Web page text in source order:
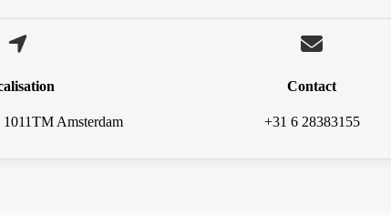
1011TM Amsterdam
Contact
+31 6 28383155